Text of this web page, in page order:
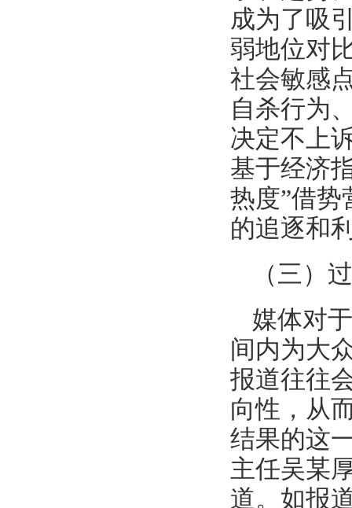
成为了吸
弱地位对
社会敏感
自杀行为
决定不上
基于经济
热度”借势
的追逐和
（三）
媒体对
间内为大
报道往往
向性，从
结果的这
主任吴某
道。如报